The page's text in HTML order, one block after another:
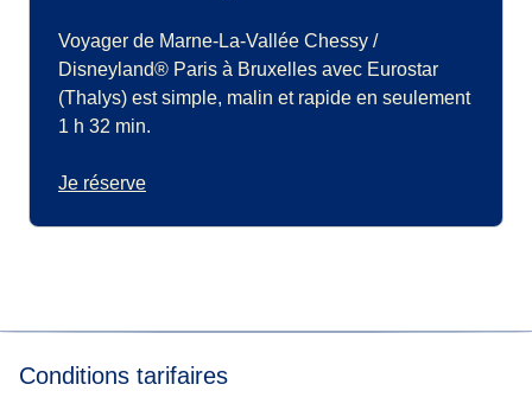
Voyager de Marne-La-Vallée Chessy /
Disneyland® Paris à Bruxelles avec Eurostar
(Thalys) est simple, malin et rapide en seulement
1 h 32 min.
Je réserve
Conditions tarifaires